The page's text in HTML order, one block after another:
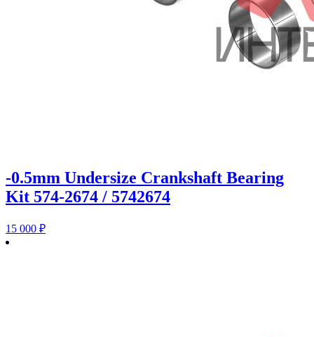
-0.5mm Undersize Crankshaft Bearing
Kit 574-2674 / 5742674
15 000 ₽